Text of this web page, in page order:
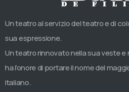
Un teatro al servizio del teatro e di
sua espressione.
Un teatro rinnovato nella sua veste
ha l’onore di portare il nome del
italiano.